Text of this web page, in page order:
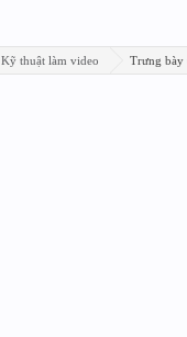
Kỹ thuật làm video Trưng bày